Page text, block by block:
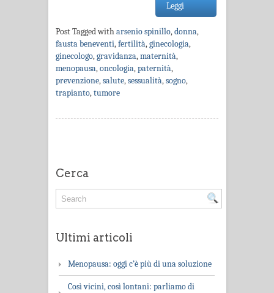
Leggi
Post Tagged witharsenio spinillo,donna,
fausta beneventi,fertilità,ginecologia,
ginecologo,gravidanza,maternità,
menopausa,oncologia,paternità,
prevenzione,salute,sessualità,sogno,
trapianto,tumore
Cerca
Ultimi articoli
Menopausa: oggi c’è più di una soluzione
Così vicini, così lontani: parliamo di